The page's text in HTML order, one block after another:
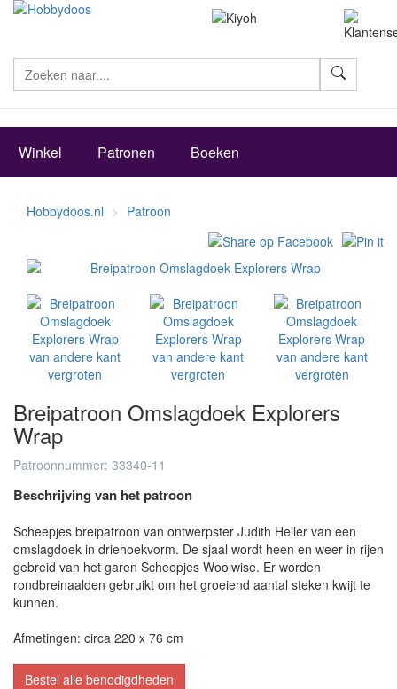
Winkel Patronen Boeken
Hobbydoos.nl Patroon
vergroten vergroten vergroten
Breipatroon Omslagdoek Explorers
Wrap
Patroonnummer: 33340-11
Beschrijving van het patroon
Scheepjes breipatroon van ontwerpster Judith Heller van een
omslagdoek in driehoekvorm. De sjaal wordt heen en weer in rijen
gebreid van het garen Scheepjes Woolwise. Er worden
rondbreinaalden gebruikt om het groeiend aantal steken kwijt te
kunnen.
Afmetingen: circa 220 x 76 cm
Bestel alle benodigdheden